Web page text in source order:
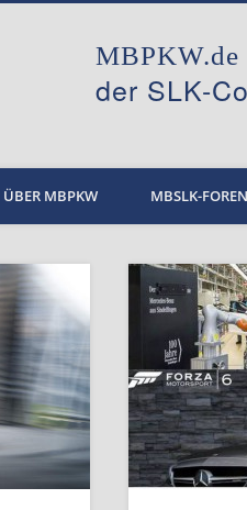
MBPKW.de
der SLK-
ÜBER MBPKW MBSLK-FOREN